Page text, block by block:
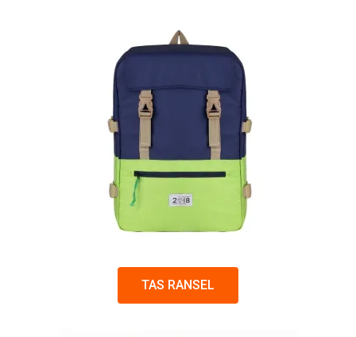
TAS RANSEL